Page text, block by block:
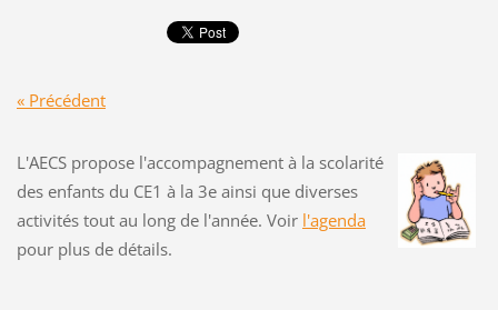
« Précédent
L'AECS propose l'accompagnement à la scolarité
des enfants du CE1 à la 3e ainsi que diverses
activités tout au long de l'année. Voir l'agenda
pour plus de détails.